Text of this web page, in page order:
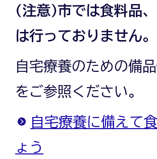
(注意)市では食料品
は行っておりません。
自宅療養のための備
をご参照ください。
自宅療養に備えて
ょう